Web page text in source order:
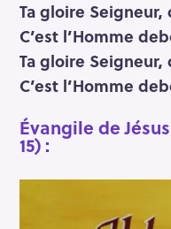
Ta gloire Seigneur,
C’est l’Homme
Ta gloire Seigneur,
C’est l’Homme
Évangile de
15) :